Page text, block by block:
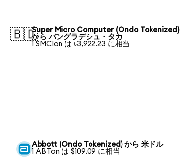
🇧🇩Super Micro Computer (Ondo Tokenized)
から バングラデシュ・タカ
1 SMCIon は ৳3,922.23 に相当
Abbott (Ondo Tokenized) から 米ドル
1 ABTon は $109.09 に相当